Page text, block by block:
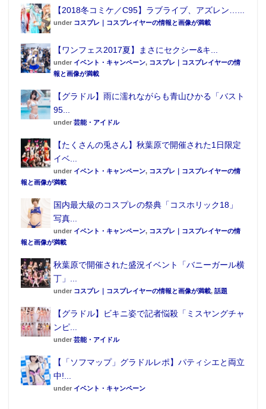
■「トレーディングクリアファイル 刀剣乱舞 vol.1」
（全12種）
丸、加州清光、和泉守兼定、陸奥守吉行、山姥切国
広、蜂須賀虎徹、大倶利伽羅、堀川国広、歌仙兼定
■商品サイズ：A6
■販売価格：1Pack 325円（税抜）／1BOX20枚入り
6,500円（税抜）
■発売日：2015年4月予定
※ブラインドボックス入りランダムアソート商品で
http://www.kotobukiya.co.jp/product/product-
0000001592/
©2015 DMMゲームズ / Nitroplus
この記事が気に入ったらフォローしよう
【2018冬コミケ／C95】ラブライブ、アズレン…...
under コスプレ｜コスプレイヤーの情報と画像が満載
【ワンフェス2017夏】まさにセクシー&キ...
under イベント・キャンペーン, コスプレ｜コスプレイヤーの情
報と画像が満載
【グラドル】雨に濡れながらも青山ひかる「バスト
95...
under 芸能・アイドル
【たくさんの兎さん】秋葉原で開催された1日限定
イベ...
under イベント・キャンペーン, コスプレ｜コスプレイヤーの情
報と画像が満載
国内最大級のコスプレの祭典「コスホリック18」
写真...
under イベント・キャンペーン, コスプレ｜コスプレイヤーの情
報と画像が満載
秋葉原で開催された盛況イベント「バニーガール横
丁」...
under コスプレ｜コスプレイヤーの情報と画像が満載, 話題
【グラドル】ビキニ姿で記者悩殺「ミスヤングチャ
ンピ...
under 芸能・アイドル
【「ソフマップ」グラドルレポ】パティシエと両立
中!...
under イベント・キャンペーン